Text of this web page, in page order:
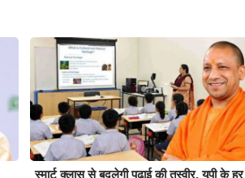
स्मार्ट क्लास से बदलेगी पढ़ाई की तस्वीर, यूपी के हर